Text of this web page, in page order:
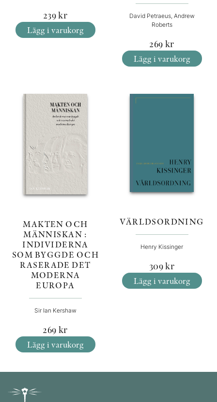
239kr
Lägg i varukorg
David Petraeus, Andrew
Roberts
269 kr
Lägg i varukorg
MAKTEN OCH
MÄNNISKAN :
INDIVIDERNA
SOM BYGGDE OCH
RASERADE DET
MODERNA
EUROPA
Sir Ian Kershaw
269 kr
Lägg i varukorg
VÄRLDSORDNING
Henry Kissinger
309kr
Lägg i varukorg